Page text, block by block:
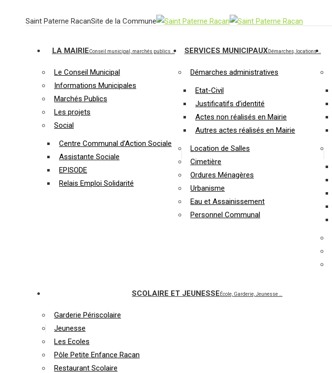
Saint Paterne RacanSite de la Commune
LA MAIRIEConseil municipal, marchés publics …
Le Conseil Municipal
Informations Municipales
Marchés Publics
Les projets
Social
Centre Communal d’Action Sociale
Assistante Sociale
EPISODE
Relais Emploi Solidarité
SERVICES MUNICIPAUX Démarches, locations …
Démarches administratives
Etat-Civil
Justificatifs d’identité
Actes non réalisés en Mairie
Autres actes réalisés en Mairie
Location de Salles
Cimetière
Ordures Ménagères
Urbanisme
Eau et Assainissement
Personnel Communal
SCOLAIRE ET JEUNESSE École, Garderie, Jeunesse …
Garderie Périscolaire
Jeunesse
Les Ecoles
Pôle Petite Enfance Racan
Restaurant Scolaire